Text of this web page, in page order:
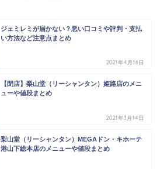
ジェミレミが届かない？悪い口コミや評判・支払
い方法など注意点まとめ
2021年4月16日
【閉店】梨山堂（リーシャンタン）姫路店のメニ
ューや値段まとめ
2021年3月14日
梨山堂（リーシャンタン）MEGAドン・キホーテ
港山下総本店のメニューや値段まとめ